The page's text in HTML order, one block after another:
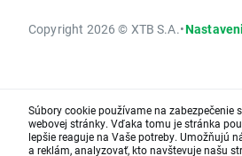
Copyright 2026 © XTB S.A.•
Súbory cookie používame na zabezpečenie
webovej stránky. Vďaka tomu je stránka
lepšie reaguje na Vaše potreby. Umožňujú
a reklám, analyzovať, kto navštevuje našu